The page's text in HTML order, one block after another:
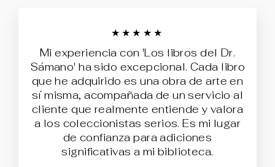
★★★★★
Mi experiencia con 'Los libros del Dr.
Sámano' ha sido excepcional. Cada libro
que he adquirido es una obra de arte en
sí misma, acompañada de un servicio al
cliente que realmente entiende y valora
a los coleccionistas serios. Es mi lugar
de confianza para adiciones
significativas a mi biblioteca.